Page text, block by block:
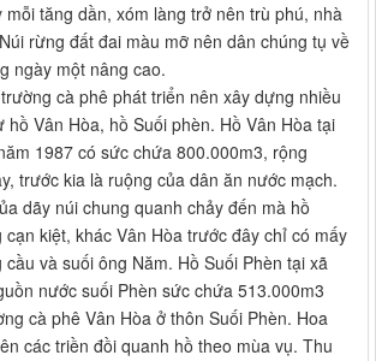
mỗi tăng dần, xóm làng trở nên trù phú, nhà
rừng đất đai màu mỡ nên dân chúng tụ về
ngày một nâng cao.
cà phê phát triển nên xây dựng nhiều
Vân Hòa, hồ Suối phèn. Hồ Vân Hòa tại
1987 có sức chứa 800.000m3, rộng
trước kia là ruộng của dân ăn nước mạch.
dãy núi chung quanh chảy đến mà hồ
kiệt, khác Vân Hòa trước đây chỉ có mấy
và suối ông Năm. Hồ Suối Phèn tại xã
nước suối Phèn sức chứa 513.000m3
cà phê Vân Hòa ở thôn Suối Phèn. Hoa
các triền đồi quanh hồ theo mùa vụ. Thu